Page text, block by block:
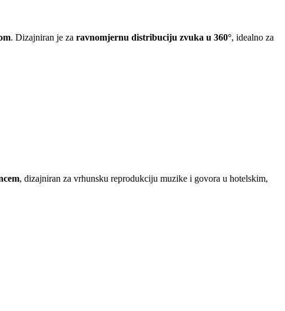
. Dizajniran je za ravnomjernu distribuciju zvuka u 360°, idealno za
, dizajniran za vrhunsku reprodukciju muzike i govora u hotelskim,